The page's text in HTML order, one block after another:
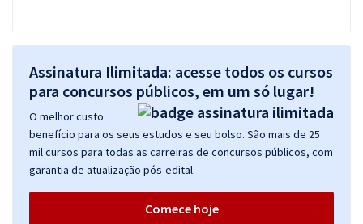
Assinatura Ilimitada: acesse todos os cursos
para concursos públicos, em um só lugar!
O melhor custo
benefício para os seus estudos e seu bolso. São mais de 25
mil cursos para todas as carreiras de concursos públicos, com
garantia de atualização pós-edital.
Comece hoje